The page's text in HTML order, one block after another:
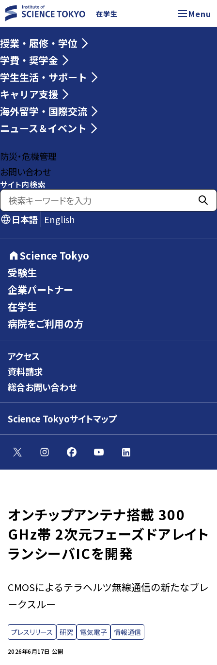
在学生 Menu
授業・履修・学位
学費・奨学金
学生生活・サポート
キャリア支援
海外留学・国際交流
ニュース＆イベント
防災・危機管理
お問い合わせ
サイト内検索
日本語 English
Science Tokyo
受験生
企業パートナー
在学生
病院をご利用の方
アクセス
資料請求
総合お問い合わせ
Science Tokyoサイトマップ
オンチップアンテナ搭載 300
GHz帯 2次元フェーズドアレイト
ランシーバICを開発
2026年6月17日 公開
CMOSによるテラヘルツ無線通信の新たなブレ
ークスルー
プレスリリース 研究 電気電子 情報通信